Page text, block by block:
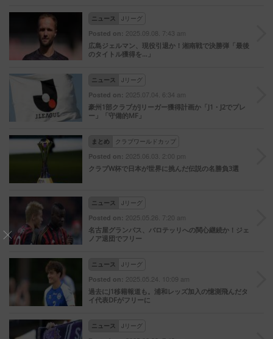
ニュース Jリーグ
Posted on: 2025.09.08. 7:43 am
広島ジェルマン、現役引退か！湘南戦で決勝弾「最後
のタイトル獲得を…」
ニュース Jリーグ
Posted on: 2025.07.04. 6:34 am
豪州1部クラブがJリーガー獲得計画か「J1・J2でプレ
ー」「守備的MF」
まとめ クラブワールドカップ
Posted on: 2025.06.03. 2:00 pm
クラブW杯で日本が世界に挑んだ伝説の名勝負3選
ニュース Jリーグ
Posted on: 2025.05.26. 7:20 am
名古屋グランパス、バロテッリへの関心継続か！ジェ
ノア退団でフリー
ニュース Jリーグ
Posted on: 2025.05.24. 10:09 am
過去にJ1移籍報道も。浦和レッズ加入の憶測飛んだタ
イ代表DFがフリーに
ニュース Jリーグ